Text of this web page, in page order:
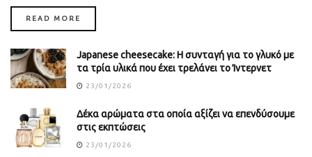
READ MORE
Japanese cheesecake: Η συνταγή για το γλυκό με
τα τρία υλικά που έχει τρελάνει το Ίντερνετ
23/01/2026
Δέκα αρώματα στα οποία αξίζει να επενδύσουμε
στις εκπτώσεις
23/01/2026